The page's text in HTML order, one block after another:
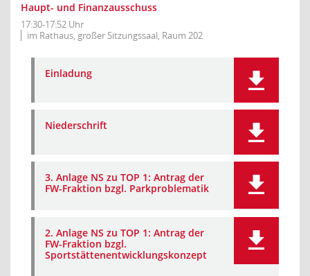
Haupt- und Finanzausschuss
17:30-17:52 Uhr
im Rathaus, großer Sitzungssaal, Raum 202
Einladung
Niederschrift
3. Anlage NS zu TOP 1: Antrag der
FW-Fraktion bzgl. Parkproblematik
2. Anlage NS zu TOP 1: Antrag der
FW-Fraktion bzgl.
Sportstättenentwicklungskonzept